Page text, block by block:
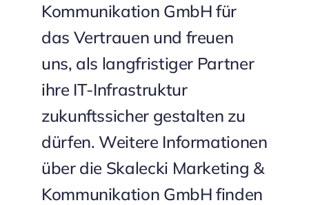
Kommunikation GmbH für
das Vertrauen und freuen
uns, als langfristiger Partner
ihre IT-Infrastruktur
zukunftssicher gestalten zu
dürfen. Weitere Informationen
über die Skalecki Marketing &
Kommunikation GmbH finden